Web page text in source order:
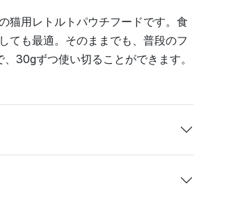
猫用レトルトパウチフードです。食
ても最適。そのままでも、普段のフ
30gずつ使い切ることができます。